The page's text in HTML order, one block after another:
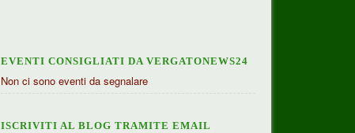
EVENTI CONSIGLIATI DA VERGATONEWS24
Non ci sono eventi da segnalare
ISCRIVITI AL BLOG TRAMITE EMAIL